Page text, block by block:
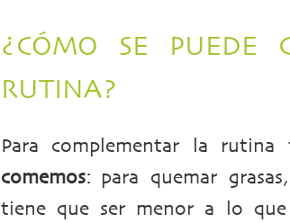
¿CÓMO SE PUEDE
RUTINA?
Para complementar la rutina
comemos: para quemar
tiene que ser menor a lo que